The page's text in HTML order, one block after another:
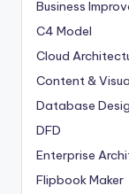
Business
C4 Model
Cloud
Content &
Database
DFD
Enterprise
Flipbook Maker